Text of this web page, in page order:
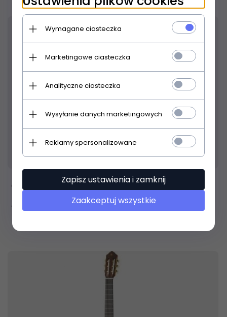
ADMIRA PALOMA 4/4
768,00PLN
Wymagane ciasteczka
Marketingowe ciasteczka
Analityczne ciasteczka
Wysyłanie danych marketingowych
Reklamy spersonalizowane
Zapisz ustawienia i zamknij
Zaakceptuj wszystkie